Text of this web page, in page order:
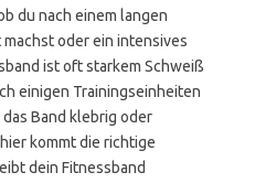
du nach einem langen
oder ein intensives
ist oft starkem Schweiß
einigen Trainingseinheiten
Band klebrig oder
kommt die richtige
dein Fitnessband